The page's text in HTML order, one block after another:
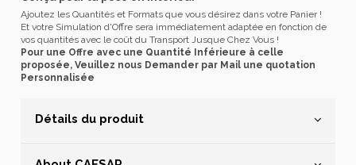
Ajoutez les Quantités et Formats que vous désirez dans votre Panier !
Et votre Simulation d'Offre sera immédiatement adaptée en fonction de
vos quantités avec le coût du Transport Jusque Chez Vous !
Pour une Offre avec une Quantité Inférieure à celle
proposée, Veuillez nous Demander par Mail une quotation
Personnalisée
Détails du produit